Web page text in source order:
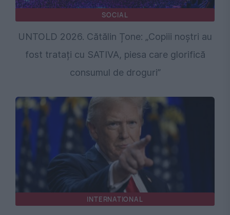
SOCIAL
UNTOLD 2026. Cătălin Țone: „Copiii noștri au
fost tratați cu SATIVA, piesa care glorifică
consumul de droguri”
INTERNATIONAL